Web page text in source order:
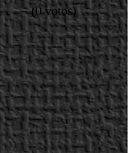
(0 votos)